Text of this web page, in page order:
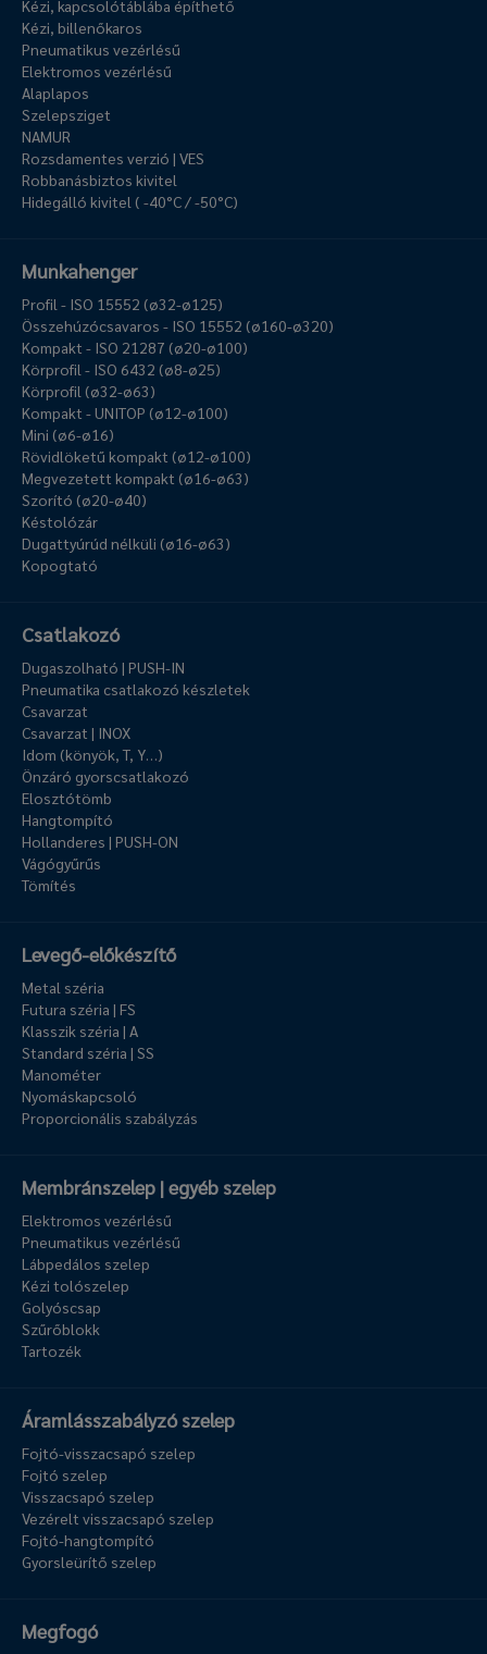
Kézi, kapcsolótáblába építhető
Kézi, billenőkaros
Pneumatikus vezérlésű
Elektromos vezérlésű
Alaplapos
Szelepsziget
NAMUR
Rozsdamentes verzió | VES
Robbanásbiztos kivitel
Hidegálló kivitel ( -40°C / -50°C)
Munkahenger
Profil - ISO 15552 (ø32-ø125)
Összehúzócsavaros - ISO 15552 (ø160-ø320)
Kompakt - ISO 21287 (ø20-ø100)
Körprofil - ISO 6432 (ø8-ø25)
Körprofil (ø32-ø63)
Kompakt - UNITOP (ø12-ø100)
Mini (ø6-ø16)
Rövidlöketű kompakt (ø12-ø100)
Megvezetett kompakt (ø16-ø63)
Szorító (ø20-ø40)
Késtolózár
Dugattyúrúd nélküli (ø16-ø63)
Kopogtató
Csatlakozó
Dugaszolható | PUSH-IN
Pneumatika csatlakozó készletek
Csavarzat
Csavarzat | INOX
Idom (könyök, T, Y…)
Önzáró gyorscsatlakozó
Elosztótömb
Hangtompító
Hollanderes | PUSH-ON
Vágógyűrűs
Tömítés
Levegő-előkészítő
Metal széria
Futura széria | FS
Klasszik széria | A
Standard széria | SS
Manométer
Nyomáskapcsoló
Proporcionális szabályzás
Membránszelep | egyéb szelep
Elektromos vezérlésű
Pneumatikus vezérlésű
Lábpedálos szelep
Kézi tolószelep
Golyóscsap
Szűrőblokk
Tartozék
Áramlásszabályzó szelep
Fojtó-visszacsapó szelep
Fojtó szelep
Visszacsapó szelep
Vezérelt visszacsapó szelep
Fojtó-hangtompító
Gyorsleürítő szelep
Megfogó